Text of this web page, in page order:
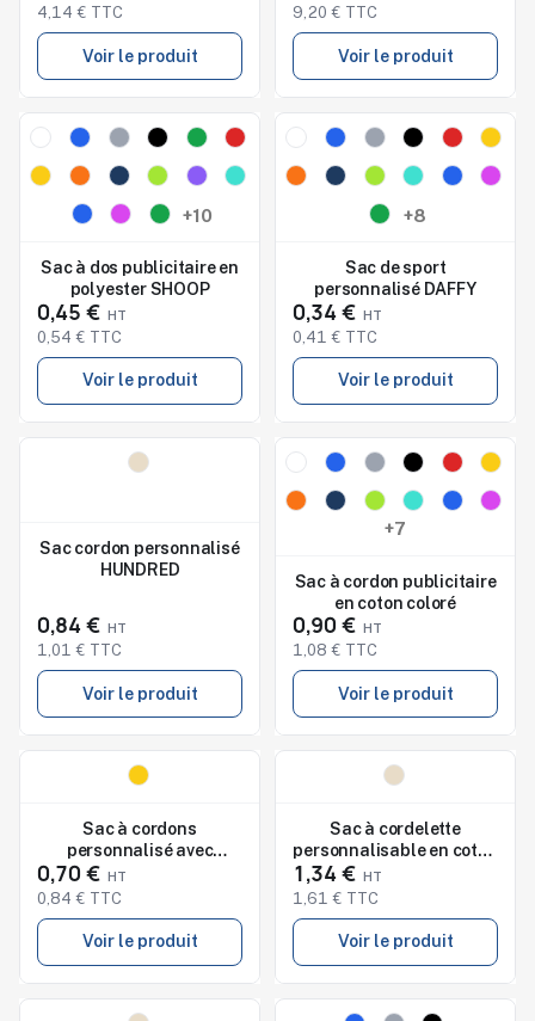
4,14 € TTC
Voir le produit
9,20 € TTC
Voir le produit
Nouveau
Studio de marquage
disponible
+10
Sac à dos publicitaire en
polyester SHOOP
0,45 €
0,54 € TTC
Voir le produit
Nouveau
Studio de marquage
disponible
+8
Sac de sport
personnalisé DAFFY
0,34 €
0,41 € TTC
Voir le produit
Sac cordon personnalisé
HUNDRED
0,84 €
1,01 € TTC
Voir le produit
Nouveau
disponible
+7
Sac à cordon publicitaire
en coton coloré
0,90 €
1,08 € TTC
Voir le produit
Sac à cordons
personnalisé avec
bandes réfléchissantes
0,70 €
0,84 € TTC
Voir le produit
Sac à cordelette
personnalisable en coton
bio ORGANIC HUNDRED
1,34 €
1,61 € TTC
Voir le produit